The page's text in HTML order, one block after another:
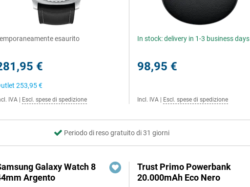
esaurito
€
253,95 €
IVA Escl. spese di spedizione
In stock: delivery in 1-3 business days
98,95 €
Incl. IVA Escl. spese di spedizione
Periodo di reso gratuito di 31 giorni
Galaxy Watch 8
Argento
Trust Primo Powerbank
20.000mAh Eco Nero